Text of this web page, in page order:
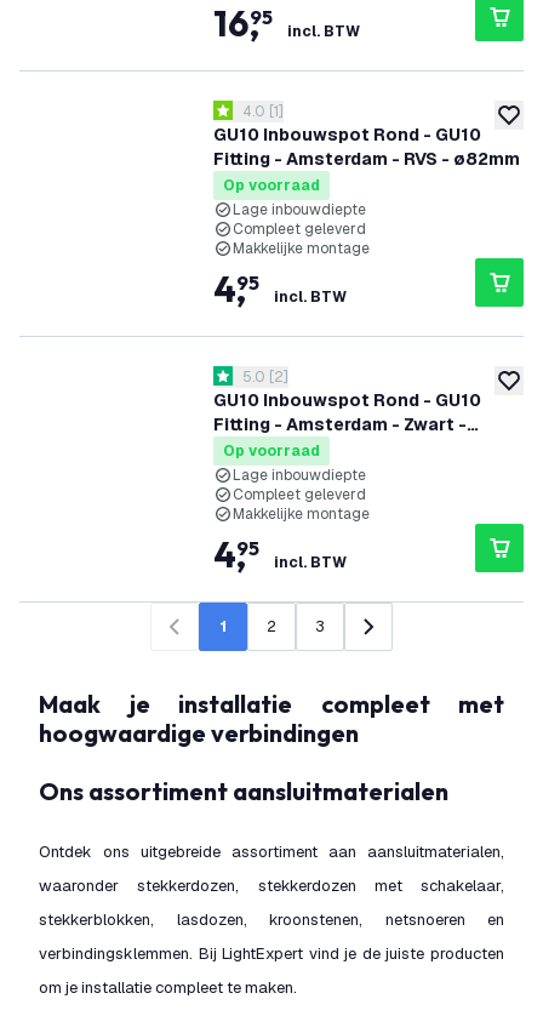
16,
95
incl. BTW
GU10 Inbouwspot Rond - GU10
Fitting - Amsterdam - RVS - ø82mm
reviews drawer openen
4 score sterren
4.0 [1]
Op voorraad
Lage inbouwdiepte
Compleet geleverd
Makkelijke montage
4,
95
incl. BTW
GU10 Inbouwspot Rond - GU10
Fitting - Amsterdam - Zwart -
ø82mm
reviews drawer openen
5 score sterren
5.0 [2]
Op voorraad
Lage inbouwdiepte
Compleet geleverd
Makkelijke montage
4,
95
incl. BTW
Vorige1 2 3 Volgende
Maak je installatie compleet met
hoogwaardige verbindingen
Ons assortiment aansluitmaterialen
Ontdek ons uitgebreide assortiment aan aansluitmaterialen,
waaronder stekkerdozen, stekkerdozen met schakelaar,
stekkerblokken, lasdozen, kroonstenen, netsnoeren en
verbindingsklemmen. Bij LightExpert vind je de juiste producten
om je installatie compleet te maken.